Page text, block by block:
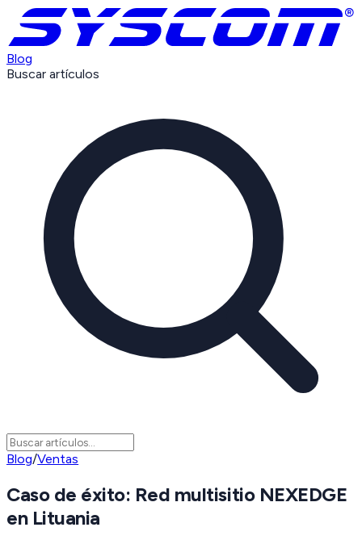
Blog
Buscar artículos
Blog/Ventas
Caso de éxito: Red multisitio NEXEDGE
en Lituania